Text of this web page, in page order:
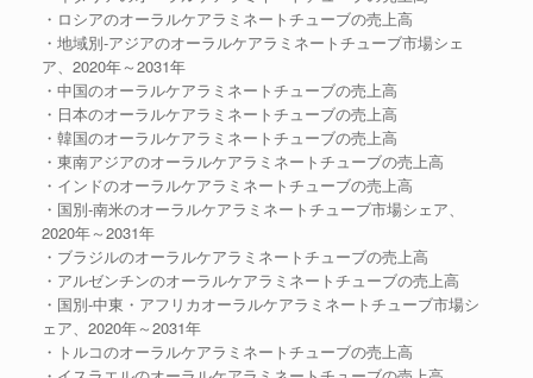
・ロシアのオーラルケアラミネートチューブの売上高
・地域別-アジアのオーラルケアラミネートチューブ市場シェ
ア、2020年～2031年
・中国のオーラルケアラミネートチューブの売上高
・日本のオーラルケアラミネートチューブの売上高
・韓国のオーラルケアラミネートチューブの売上高
・東南アジアのオーラルケアラミネートチューブの売上高
・インドのオーラルケアラミネートチューブの売上高
・国別-南米のオーラルケアラミネートチューブ市場シェア、
2020年～2031年
・ブラジルのオーラルケアラミネートチューブの売上高
・アルゼンチンのオーラルケアラミネートチューブの売上高
・国別-中東・アフリカオーラルケアラミネートチューブ市場シ
ェア、2020年～2031年
・トルコのオーラルケアラミネートチューブの売上高